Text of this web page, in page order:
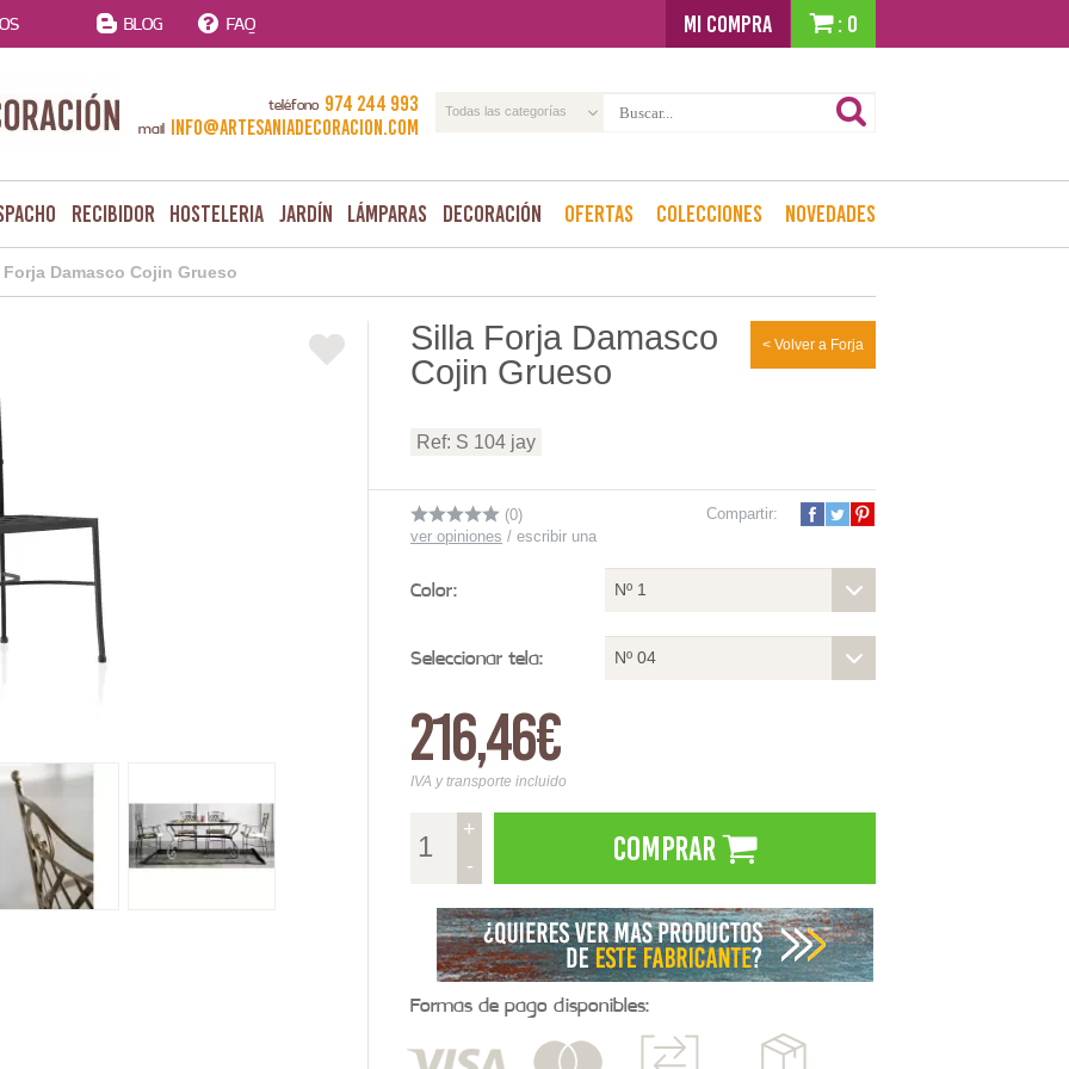
BLOG FAQ MI COMPRA : 0
teléfono 974 244 993
mail info@artesaniadecoracion.com
Todas las categorías
Recibidor Hosteleria Jardín Lámparas Decoración Ofertas Colecciones Novedades
Damasco Cojin Grueso
< Volver a Forja
Silla Forja Damasco
Cojin Grueso
Ref: S 104 jay
(0)
ver opiniones / escribir una
Compartir:
Color: Nº 1
Seleccionar tela: Nº 04
216,46€
IVA y transporte incluido
+
-
Comprar
Formas de pago disponibles: